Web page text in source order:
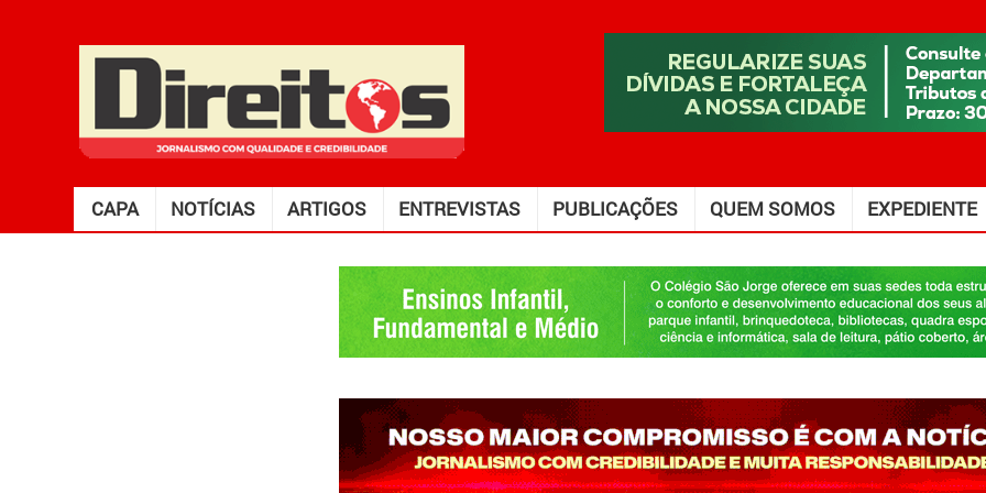
CAPA NOTÍCIAS ARTIGOS ENTREVISTAS PUBLICAÇÕES QUEM SOMOS EXPEDIENTE